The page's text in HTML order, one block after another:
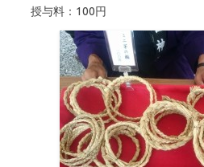
授与料：100円